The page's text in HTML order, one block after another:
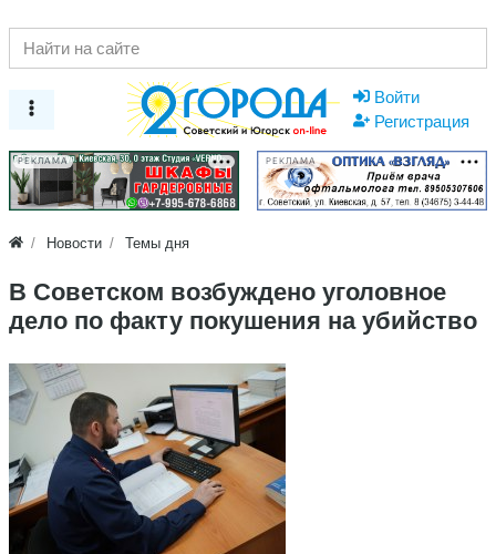
Войти
Регистрация
РЕКЛАМА РЕКЛАМА
Новости Темы дня
В Советском возбуждено уголовное
дело по факту покушения на убийство